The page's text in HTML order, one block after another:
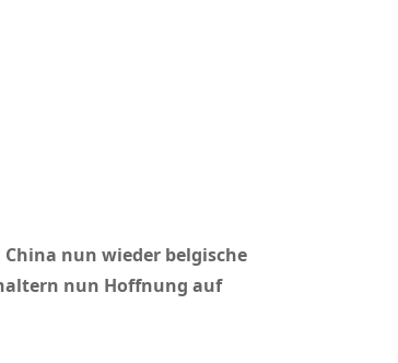
nun wieder belgische
nun Hoffnung auf